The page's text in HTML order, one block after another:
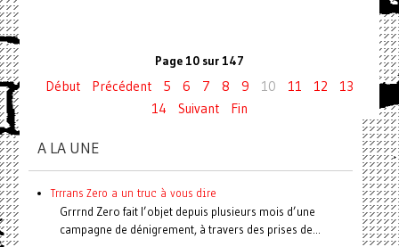
Page 10 sur 147
Début Précédent 5 6 7 8 9 10 11 12
13
14
Suivant Fin
A LA UNE
Trrrans Zero a un truc à vous dire
Grrrnd Zero fait l’objet depuis plusieurs mois d’une
campagne de dénigrement, à travers des prises de...